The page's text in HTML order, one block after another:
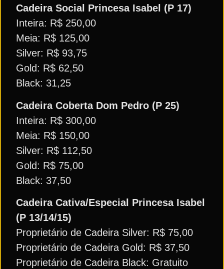
Cadeira Social Princesa Isabel (P 17)
Inteira: R$ 250,00
Meia: R$ 125,00
Silver: R$ 93,75
Gold: R$ 62,50
Black: 31,25
Cadeira Coberta Dom Pedro (P 25)
Inteira: R$ 300,00
Meia: R$ 150,00
Silver: R$ 112,50
Gold: R$ 75,00
Black: 37,50
Cadeira Cativa/Especial Princesa Isabel
(P 13/14/15)
Proprietário de Cadeira Silver: R$ 75,00
Proprietário de Cadeira Gold: R$ 37,50
Proprietário de Cadeira Black: Gratuito